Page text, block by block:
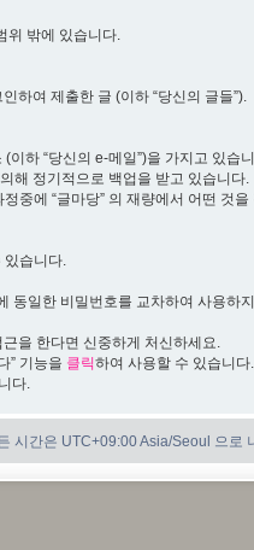
위 밖에 있습니다.
하여 제출한 글 (이하 “당신의 글들”).
하 “당신의 e-메일”)을 가지고 있습
해 정기적으로 백업을 받고 있습니다.
중에 “글마당” 의 재량에서 어떤 것을
있습니다.
동일한 비밀번호를 교차하여 사용하
을 한다면 신중하게 처신하세요.
” 기능을 클릭하여 사용할 수 있습니다.
다.
시간은 UTC+09:00 Asia/Seoul 으로